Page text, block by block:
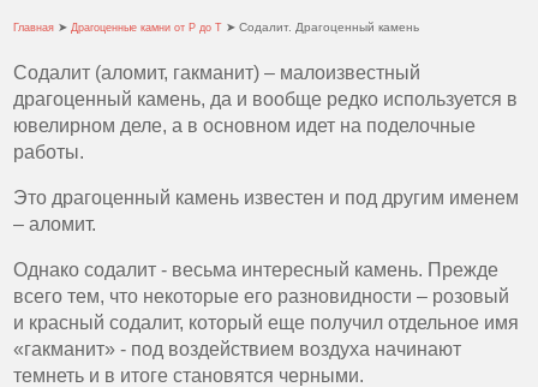
Главная ➤ Драгоценные камни от Р до Т ➤ Содалит. Драгоценный камень
Содалит (аломит, гакманит) – малоизвестный
драгоценный камень, да и вообще редко используется в
ювелирном деле, а в основном идет на поделочные
работы.
Это драгоценный камень известен и под другим именем
– аломит.
Однако содалит - весьма интересный камень. Прежде
всего тем, что некоторые его разновидности – розовый
и красный содалит, который еще получил отдельное имя
«гакманит» - под воздействием воздуха начинают
темнеть и в итоге становятся черными.